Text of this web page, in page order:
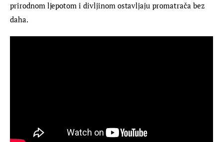
prirodnom ljepotom i divljinom ostavljaju promatrača bez
daha.